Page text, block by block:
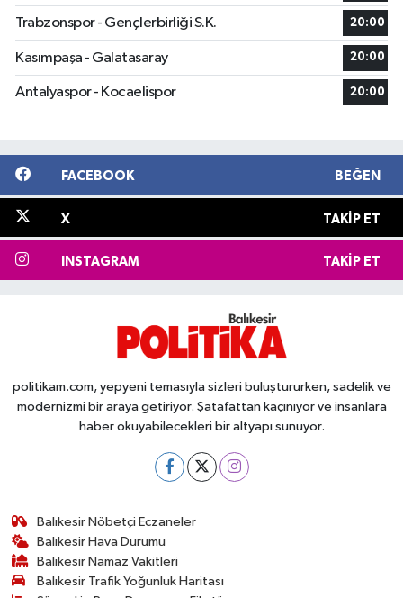
Trabzonspor - Gençlerbirliği S.K. 20:00
Kasımpaşa - Galatasaray 20:00
Antalyaspor - Kocaelispor 20:00
FACEBOOK BEĞEN
X TAKIP ET
INSTAGRAM TAKIP ET
politikam.com, yepyeni temasıyla sizleri buluştururken, sadelik ve
modernizmi bir araya getiriyor. Şatafattan kaçınıyor ve insanlara
haber okuyabilecekleri bir altyapı sunuyor.
Balıkesir Nöbetçi Eczaneler
Balıkesir Hava Durumu
Balıkesir Namaz Vakitleri
Balıkesir Trafik Yoğunluk Haritası